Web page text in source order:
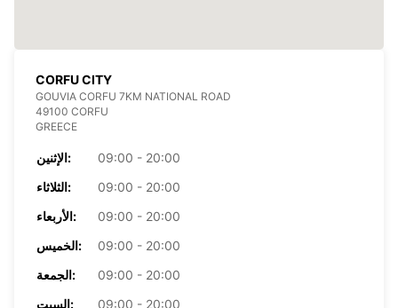
CORFU CITY
GOUVIA CORFU 7KM NATIONAL ROAD
49100 CORFU
GREECE
الإثنين:
09:00 - 20:00
الثلاثاء:
09:00 - 20:00
الأربعاء:
09:00 - 20:00
الخميس:
09:00 - 20:00
الجمعة:
09:00 - 20:00
السبت:
09:00 - 20:00